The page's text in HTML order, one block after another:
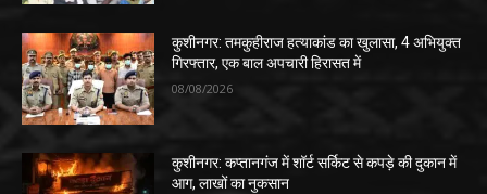
कुशीनगर: तमकुहीराज हत्याकांड का खुलासा, 4 अभियुक्त
गिरफ्तार, एक बाल अपचारी हिरासत में
08/08/2026
कुशीनगर: कप्तानगंज में शॉर्ट सर्किट से कपड़े की दुकान में
आग, लाखों का नुकसान